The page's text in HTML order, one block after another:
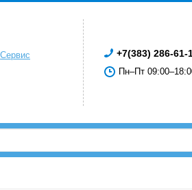
Сервис
+7(383) 286-61-
Пн–Пт